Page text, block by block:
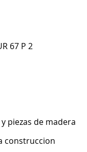
67 P 2
piezas de madera
construccion